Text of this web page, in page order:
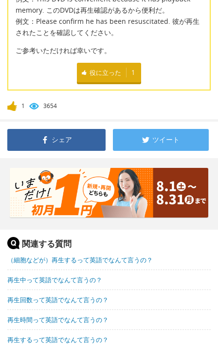
memory. このDVDは再生確認があるから便利だ。
例文：Please confirm he has been resuscitated. 彼が再生
されたことを確認してください。
ご参考いただければ幸いです。
役に立った 1
1 3654
シェア ツイート
関連する質問
（細胞などが）再生するって英語でなんて言うの？
再生中って英語でなんて言うの？
再生回数って英語でなんて言うの？
再生時間って英語でなんて言うの？
再生するって英語でなんて言うの？